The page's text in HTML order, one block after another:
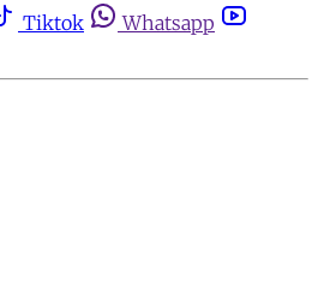
Tiktok Whatsapp